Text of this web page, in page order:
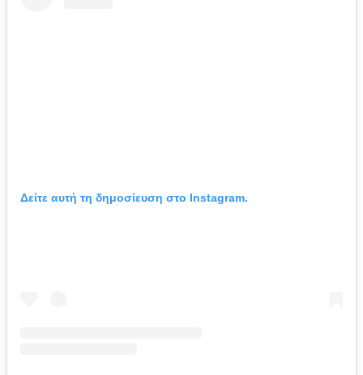
Δείτε αυτή τη δημοσίευση στο Instagram.